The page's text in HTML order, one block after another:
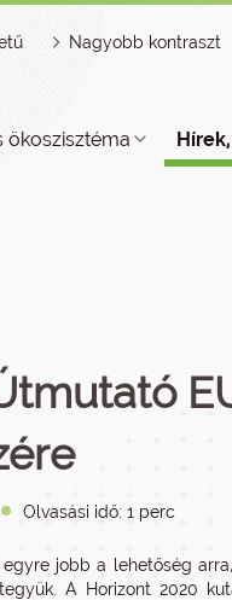
Nagyobb kontraszt
ökoszisztéma
Olvasási idő: 1 perc
jobb a lehetőség
A Horizont 2020